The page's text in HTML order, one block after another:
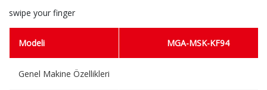
swipe your finger
Modeli MGA-MSK-KF94
Genel Makine Özellikleri